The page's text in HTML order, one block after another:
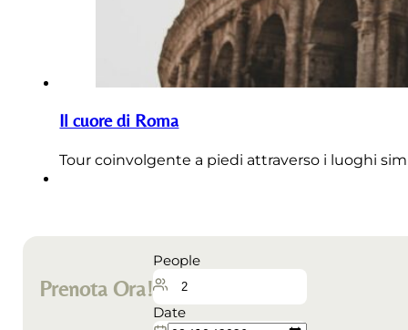
Il cuore di Roma
Tour coinvolgente a piedi attraverso i luoghi
Prenota Ora!
People
Date